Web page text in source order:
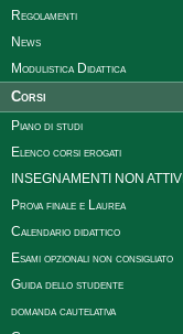
Regolamenti
News
Modulistica Didattica
Corsi
Piano di studi
Elenco corsi erogati
INSEGNAMENTI NON ATTIVI
Prova finale e Laurea
Calendario didattico
Esami opzionali non consigliato
Guida dello studente
domanda cautelativa